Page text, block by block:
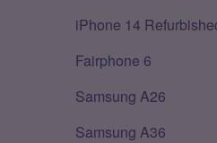
iPhone 14
Fairphone 6
Samsung A26
Samsung A36